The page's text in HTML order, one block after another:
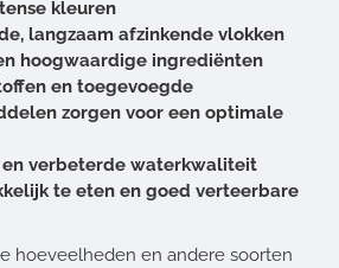
kleuren
langzaam afzinkende vlokken
hoogwaardige ingrediënten
en toegevoegde
zorgen voor een optimale
en verbeterde waterkwaliteit
te eten en goed verteerbare
hoeveelheden en andere soorten